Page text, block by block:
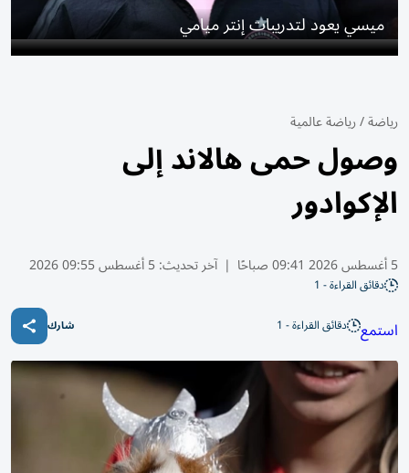
ميسي يعود لتدريبات إنتر ميامي
رياضة/رياضة عالمية
وصول حمى هالاند إلى
الإكوادور
5 أغسطس 2026 09:41 صباحًا | آخر تحديث:5 أغسطس 09:55 2026
دقائق القراءة - 1
استمع دقائق القراءة - 1 شارك